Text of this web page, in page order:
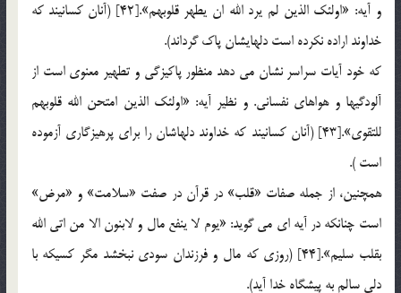
و آيه: «اولئك الذين لم يرد الله ان يطهر قلوبهم».[42] (آنان كسانيند كه
خداوند اراده نكرده است دلهايشان پاك گرداند).
كه خود آيات سراسر نشان مي دهد منظور پاكيزگي و تطهير معنوي است از
آلودگيها و هواهاي نفساني. و نظير آيه: «اولئك الذين امتحن الله قلوبهم
للتقوي».[43] (آنان كسانيند كه خداوند دلهاشان را براي پرهيزگاري آزموده
است ).
همچنين، از جمله صفات «قلب» در قرآن در صفت «سلامت» و «مرض»
است چنانكه در آيه اي مي گويد: «يوم لا ينفع مال و لابنون الا من اتي الله
بقلب سليم».[44] (روزي كه مال و فرزندان سودي نبخشد مگر كسيكه با
دلي سالم به پيشگاه خدا آيد).